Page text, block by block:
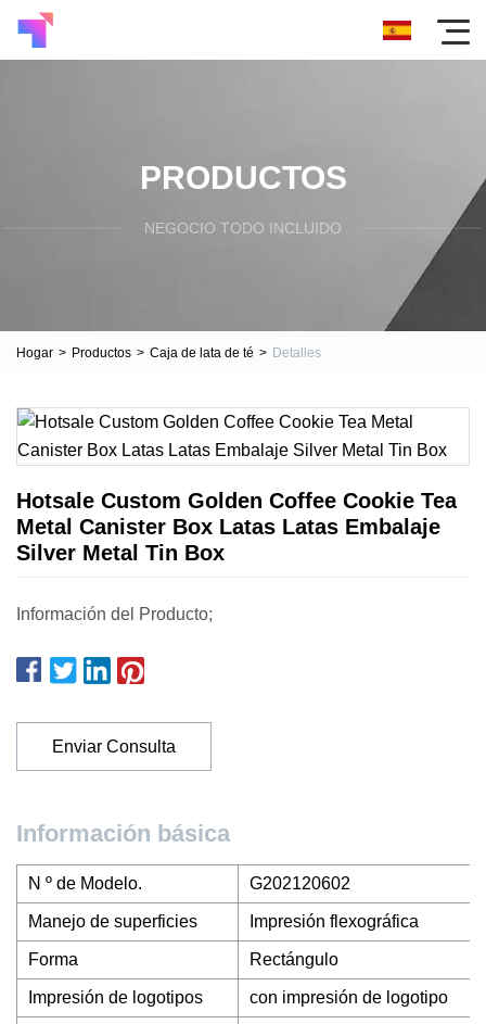
PRODUCTOS
NEGOCIO TODO INCLUIDO
Hogar > Productos > Caja de lata de té > Detalles
Hotsale Custom Golden Coffee Cookie Tea
Metal Canister Box Latas Latas Embalaje
Silver Metal Tin Box
Información del Producto;
Enviar Consulta
Información básica
N º de Modelo. G202120602
Manejo de superficies Impresión flexográfica
Forma Rectángulo
Impresión de logotipos con impresión de logotipo